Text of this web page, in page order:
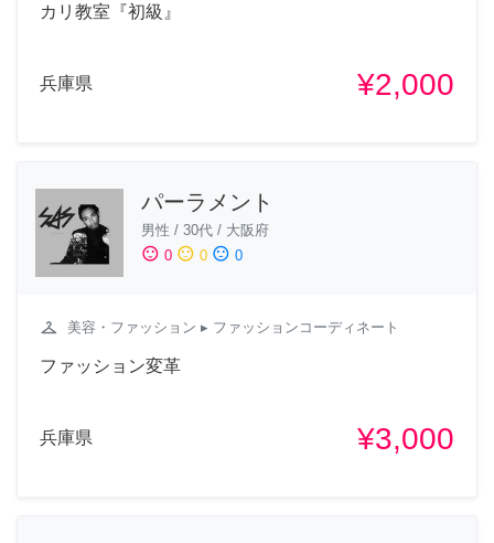
カリ教室『初級』
兵庫県 ¥2,000
パーラメント
男性 / 30代 / 大阪府
sentiment_satisfied 0 sentiment_neutral 0 sentiment_dissatisfied 0
checkroom 美容・ファッション ▸ ファッションコーディネート
ファッション変革
兵庫県 ¥3,000